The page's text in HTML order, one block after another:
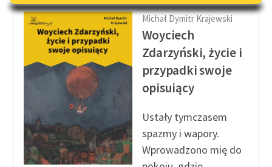
Lektury szkolne i klasyka
literatury do słuchania dla
uczennic i uczniów z
niepełnosprawnościami
E-kolekcja lektur
szkolnych i literatury do
słuchania dla uczennic i
uczniów z
niepełnosprawnościami
Feministyczne inspiracje.
Michał Dymitr Krajewski
Woyciech
Zdarzyński, życie i
przypadki swoje
opisuiący
Ustały tymczasem
spazmy i wapory.
Wprowadzono mię do